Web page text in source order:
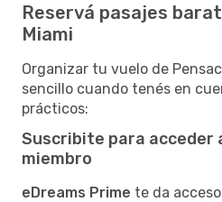
Reservá pasajes
Miami
Organizar tu vuelo de
sencillo cuando tenés en
prácticos:
Suscribite para acceder
miembro
eDreams Prime te da